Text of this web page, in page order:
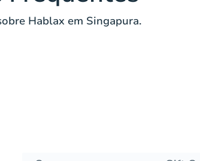
Hablax em Singapura.